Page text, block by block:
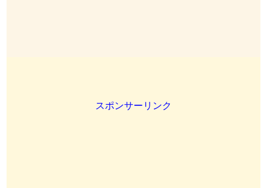
スポンサーリンク